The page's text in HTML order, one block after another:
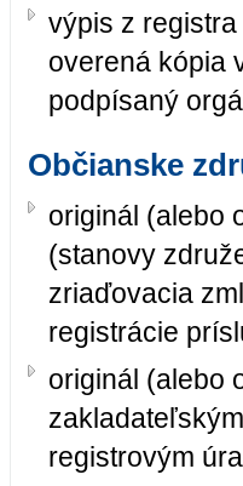
výpis z
overená kópia
podpísaný
Občianske
originál (alebo
(stanovy
zriaďovacia
registrácie
originál (alebo
registrovým